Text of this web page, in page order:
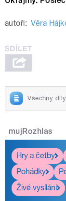
autoři: Věra
Všechny
mujRozhlas
Hry a četby
Pohádky
Živé vysílání